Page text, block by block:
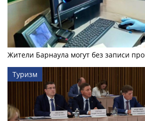
Жители Барнаула могут без записи
Туризм